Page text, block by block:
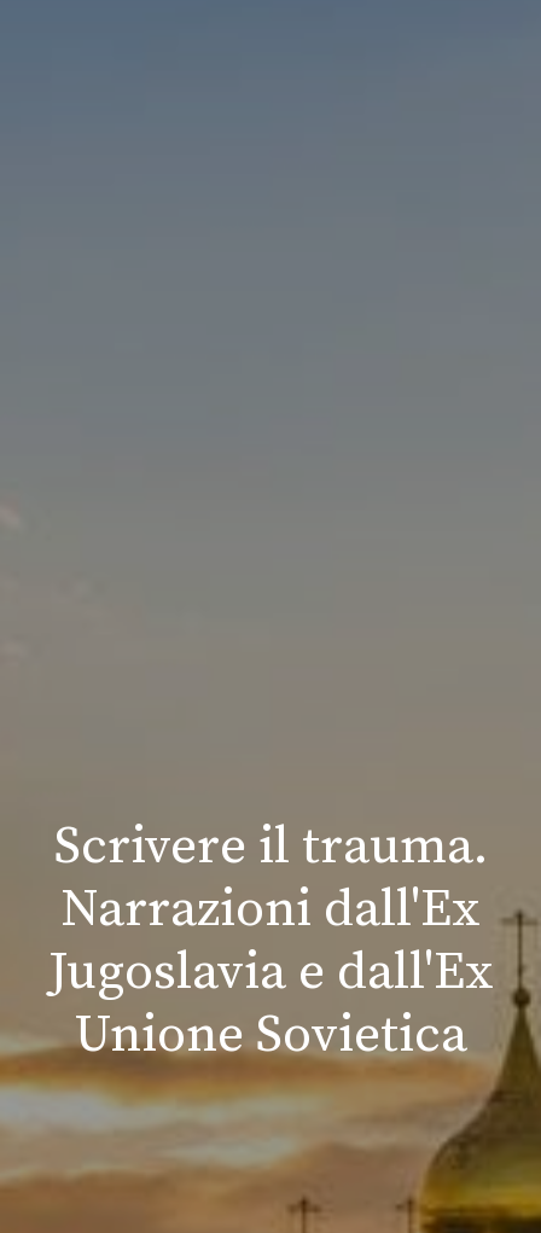
Scrivere il trauma.
Narrazioni dall'Ex
Jugoslavia e dall'Ex
Unione Sovietica